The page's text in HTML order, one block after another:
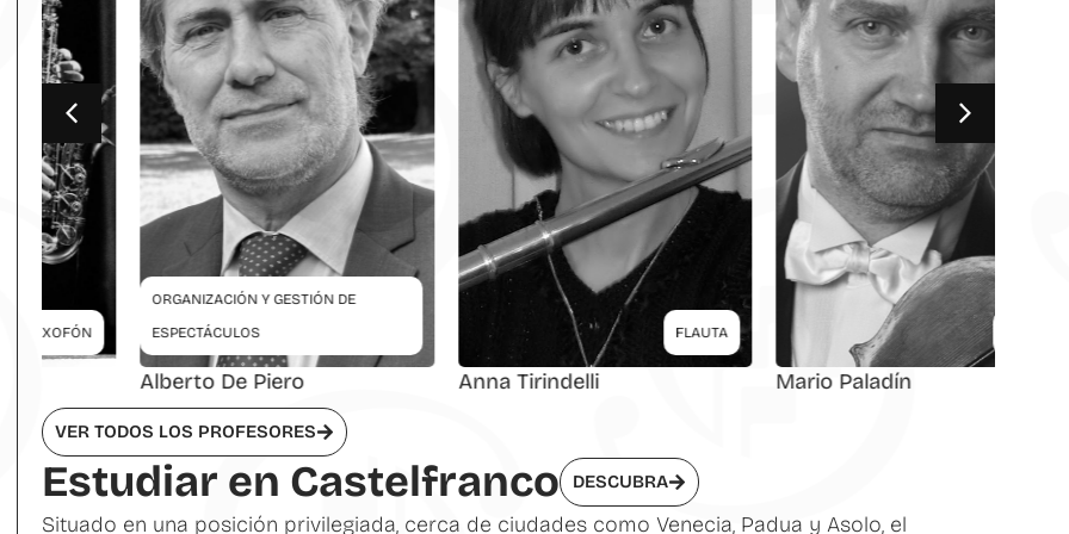
ORGANIZACIÓN Y GESTIÓN DE
ESPECTÁCULOS
Alberto De Piero
FLAUTA
Anna Tirindelli
VIOLA
Mario Paladín
VER TODOS LOS PROFESORES
Estudiar en Castelfranco DESCUBRA
Situado en una posición privilegiada, cerca de ciudades como Venecia, Padua y Asolo, el